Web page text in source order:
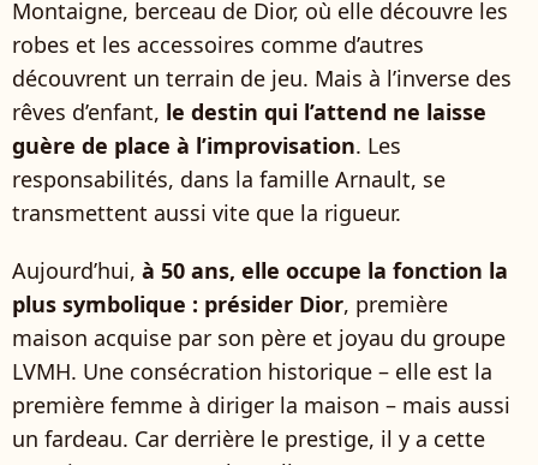
Montaigne, berceau de Dior, où elle découvre les
robes et les accessoires comme d’autres
découvrent un terrain de jeu. Mais à l’inverse des
rêves d’enfant, le destin qui l’attend ne laisse
guère de place à l’improvisation. Les
responsabilités, dans la famille Arnault, se
transmettent aussi vite que la rigueur.
Aujourd’hui, à 50 ans, elle occupe la fonction la
plus symbolique : présider Dior, première
maison acquise par son père et joyau du groupe
LVMH. Une consécration historique – elle est la
première femme à diriger la maison – mais aussi
un fardeau. Car derrière le prestige, il y a cette